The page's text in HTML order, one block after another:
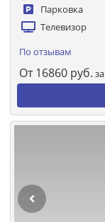
Парковка
Телевизор
По отзывам
От 16860 руб.